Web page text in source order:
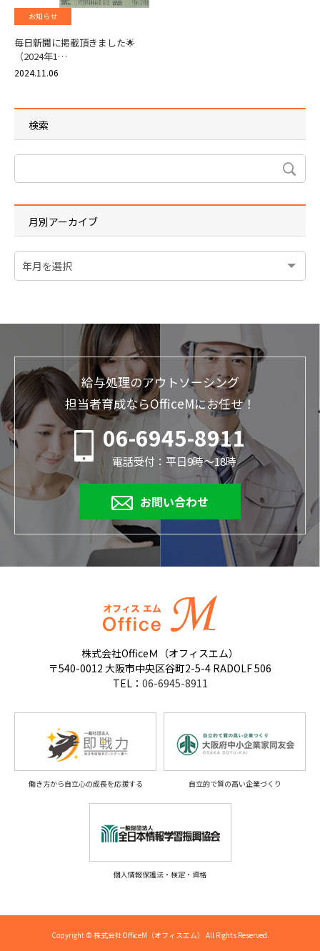
お知らせ
毎日新聞に掲載頂きました🌟
（2024年1…
2024.11.06
検索
月別アーカイブ
給与処理のアウトソーシング
担当者育成ならOfficeMにお任せ！
06-6945-8911
電話受付：平日9時～18時
お問い合わせ
株式会社OfficeＭ（オフィスエム）
〒540-0012 大阪市中央区谷町2-5-4 RADOLF 506
TEL： 06-6945-8911
働き方から自立心の成長を応援する 自立的で質の高い企業づくり
個人情報保護法・検定・資格
Copyright © 株式会社OfficeM（オフィスエム） All Rights Reserved.